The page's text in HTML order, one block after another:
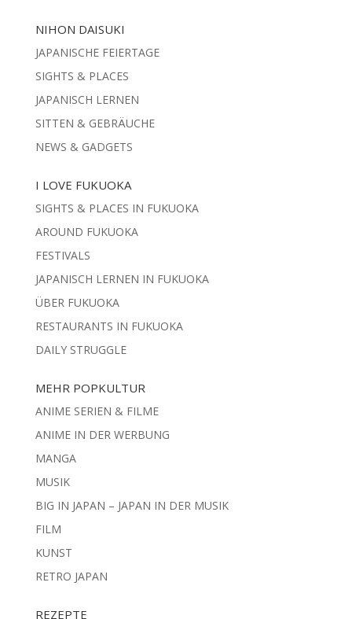
NIHON DAISUKI
JAPANISCHE FEIERTAGE
SIGHTS & PLACES
JAPANISCH LERNEN
SITTEN & GEBRÄUCHE
NEWS & GADGETS
I LOVE FUKUOKA
SIGHTS & PLACES IN FUKUOKA
AROUND FUKUOKA
FESTIVALS
JAPANISCH LERNEN IN FUKUOKA
ÜBER FUKUOKA
RESTAURANTS IN FUKUOKA
DAILY STRUGGLE
MEHR POPKULTUR
ANIME SERIEN & FILME
ANIME IN DER WERBUNG
MANGA
MUSIK
BIG IN JAPAN – JAPAN IN DER MUSIK
FILM
KUNST
RETRO JAPAN
REZEPTE